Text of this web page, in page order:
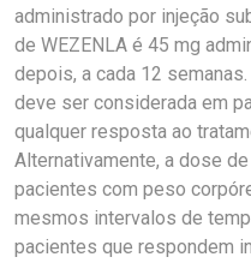
administrado por injeção
de WEZENLA é 45 mg
depois, a cada 12
deve ser considerada em
qualquer resposta ao
Alternativamente, a dose
pacientes com peso
mesmos intervalos de
pacientes que respondem